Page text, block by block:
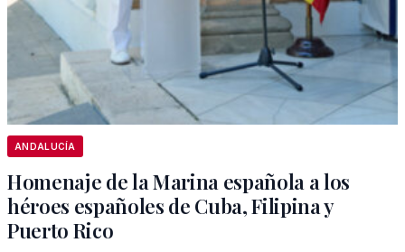
ANDALUCÍA
Homenaje de la Marina española a los
héroes españoles de Cuba, Filipina y
Puerto Rico